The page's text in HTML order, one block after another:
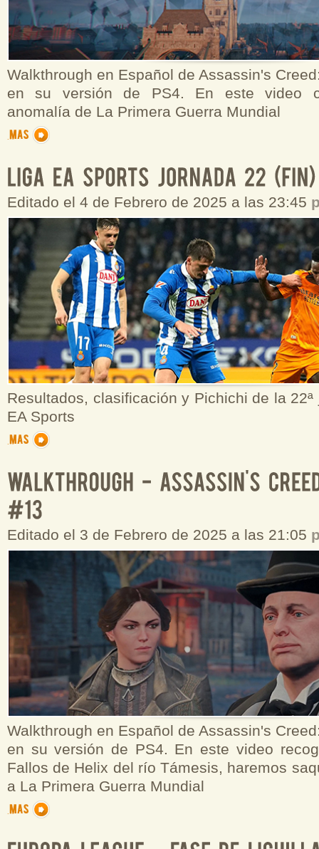
Walkthrough en Español de Assassin's
en su versión de PS4. En este video
anomalía de La Primera Guerra Mundial
Editado el 4 de Febrero de 2025 a las 23:45
Resultados, clasificación y Pichichi de la
EA Sports
Editado el 3 de Febrero de 2025 a las 21:05
Walkthrough en Español de Assassin's
en su versión de PS4. En este video
Fallos de Helix del río Támesis, haremos
a La Primera Guerra Mundial